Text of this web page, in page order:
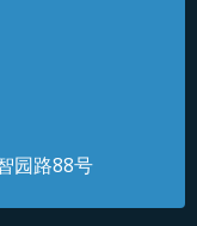
园路88号